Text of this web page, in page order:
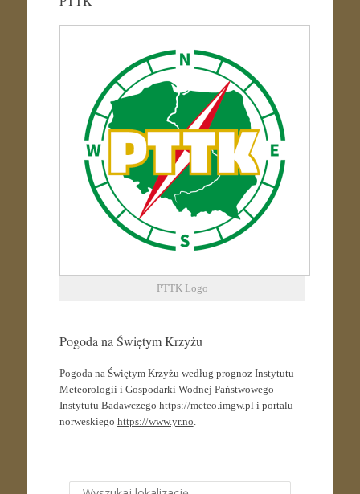
PTTK Logo
Pogoda na Świętym Krzyżu
Pogoda na Świętym Krzyżu według prognoz Instytutu
Meteorologii i Gospodarki Wodnej Państwowego
Instytutu Badawczego https://meteo.imgw.pl i portalu
norweskiego https://www.yr.no.